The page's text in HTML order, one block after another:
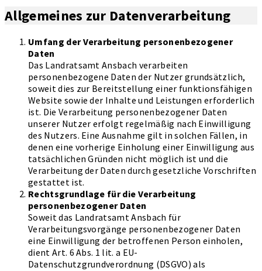
Allgemeines zur Datenverarbeitung
Umfang der Verarbeitung personenbezogener
Daten
Das Landratsamt Ansbach verarbeiten
personenbezogene Daten der Nutzer grundsätzlich,
soweit dies zur Bereitstellung einer funktionsfähigen
Website sowie der Inhalte und Leistungen erforderlich
ist. Die Verarbeitung personenbezogener Daten
unserer Nutzer erfolgt regelmäßig nach Einwilligung
des Nutzers. Eine Ausnahme gilt in solchen Fällen, in
denen eine vorherige Einholung einer Einwilligung aus
tatsächlichen Gründen nicht möglich ist und die
Verarbeitung der Daten durch gesetzliche Vorschriften
gestattet ist.
Rechtsgrundlage für die Verarbeitung
personenbezogener Daten
Soweit das Landratsamt Ansbach für
Verarbeitungsvorgänge personenbezogener Daten
eine Einwilligung der betroffenen Person einholen,
dient Art. 6 Abs. 1 lit. a EU-
Datenschutzgrundverordnung (DSGVO) als